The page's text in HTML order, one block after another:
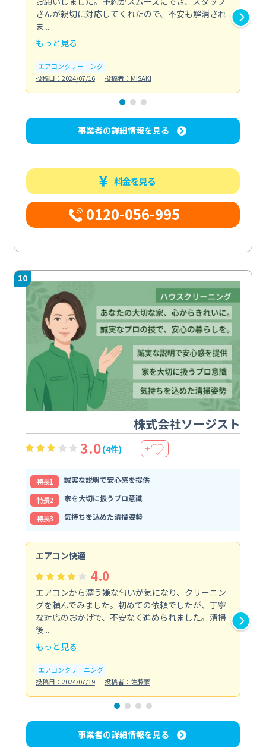
さんが親切に対応してくれたので、不安も解消され
ま...
もっと見る
エアコンクリーニング
投稿日：2024/07/16
投稿者：MISAKI
事業者の詳細情報を見る
料金を見る
0120-056-995
10
株式会社ソージスト
3.0(4件) ＋
特⻑1
誠実な説明で安心感を提供
特⻑2
家を大切に扱うプロ意識
特⻑3
気持ちを込めた清掃姿勢
エアコン快適
4.0
エアコンから漂う嫌な匂いが気になり、クリーニン
グを頼んでみました。初めての依頼でしたが、丁寧
な対応のおかげで、不安なく進められました。清掃
後...
もっと見る
エアコンクリーニング
投稿日：2024/07/19
投稿者：佐藤家
事業者の詳細情報を見る